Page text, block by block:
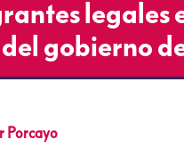
legales
gobierno
Porcayo